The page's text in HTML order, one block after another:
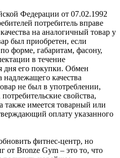
Федерации от 07.02.1992
потребитель вправе
на аналогичный товар у
был приобретен, если
форме, габаритам, фасону,
в течение
дня его покупки. Обмен
надлежащего качества
не был в употреблении,
свойства,
имеется товарный или
оплату указанного
фитнес-центр, но
от Bronze Gym – это то, что